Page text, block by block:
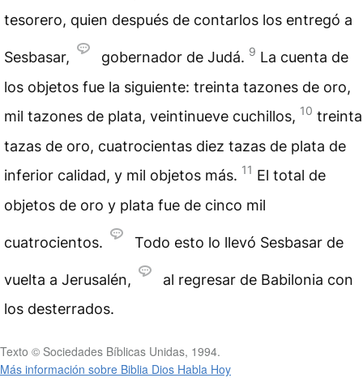
tesorero, quien después de contarlos los entregó a
Sesbasar, gobernador de Judá. 9 La cuenta de
los objetos fue la siguiente: treinta tazones de oro,
mil tazones de plata, veintinueve cuchillos, 10 treinta
tazas de oro, cuatrocientas diez tazas de plata de
inferior calidad, y mil objetos más. 11 El total de
objetos de oro y plata fue de cinco mil
cuatrocientos. Todo esto lo llevó Sesbasar de
vuelta a Jerusalén,
al regresar de Babilonia con
los desterrados.
Texto © Sociedades Bíblicas Unidas, 1994.
Más información sobre Biblia Dios Habla Hoy